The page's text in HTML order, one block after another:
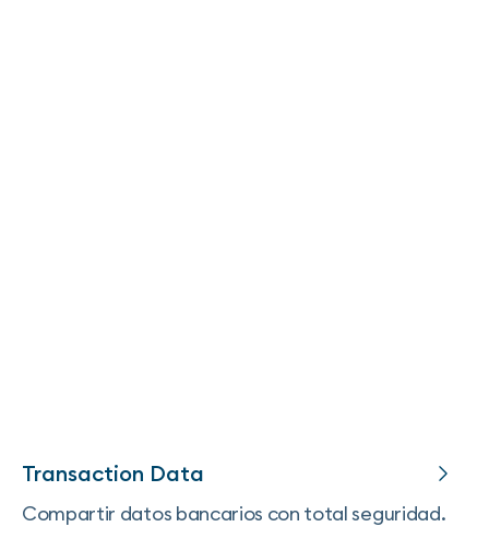
Transaction Data
Compartir datos bancarios con total seguridad.